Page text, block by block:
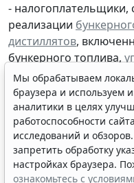
-
реализации
дистиллятов,
бункерного топлива,
2022 г.;
-налогоплательщики,
территории
алкогольной
спиртосодержащей
авансовый платеж за
Мы обрабатываем
браузера и используем
аналитики в целях
работоспособности
исследований и
запретить обработку
настройках браузера.
ознакомьтесь с